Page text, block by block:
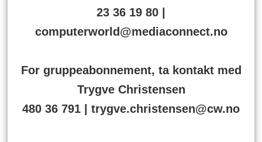
23 36 19 80 |
computerworld@mediaconnect.no
For gruppeabonnement, ta kontakt med
Trygve Christensen
480 36 791 | trygve.christensen@cw.no